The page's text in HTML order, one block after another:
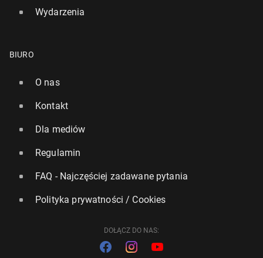
Wydarzenia
BIURO
O nas
Kontakt
Dla mediów
Regulamin
FAQ - Najczęściej zadawane pytania
Polityka prywatności / Cookies
DOŁĄCZ DO NAS: